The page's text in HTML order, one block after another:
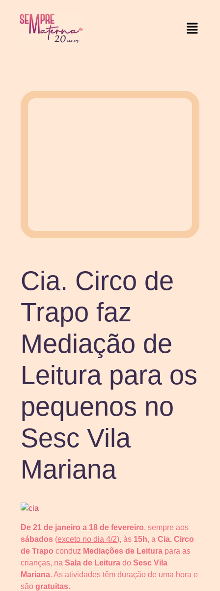
Cia. Circo de
Trapo faz
Mediação de
Leitura para os
pequenos no
Sesc Vila
Mariana
De 21 de janeiro a 18 de fevereiro, sempre aos
sábados (exceto no dia 4/2), às 15h, a Cia. Circo
de Trapo conduz Mediações de Leitura para as
crianças, na Sala de Leitura do Sesc Vila
Mariana. As atividades têm duração de uma hora e
são gratuitas.